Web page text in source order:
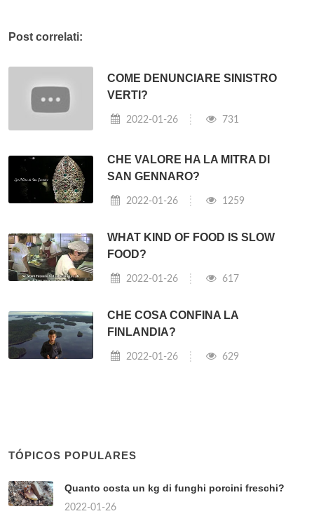
Post correlati:
COME DENUNCIARE SINISTRO
VERTI?
2022-01-26 731
CHE VALORE HA LA MITRA DI
SAN GENNARO?
2022-01-26 1259
WHAT KIND OF FOOD IS SLOW
FOOD?
2022-01-26 617
CHE COSA CONFINA LA
FINLANDIA?
2022-01-26 629
TÓPICOS POPULARES
Quanto costa un kg di funghi porcini freschi?
2022-01-26